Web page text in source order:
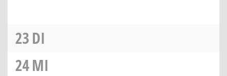
23DI
24MI